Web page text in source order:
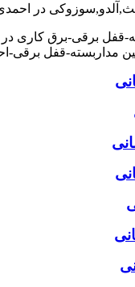
در
قفل برقی-برق کاری
مداربسته-قفل برقی-